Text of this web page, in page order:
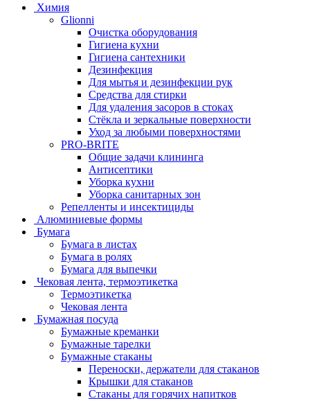
Химия
Glionni
Очистка оборудования
Гигиена кухни
Гигиена сантехники
Дезинфекция
Для мытья и дезинфекции рук
Средства для стирки
Для удаления засоров в стоках
Стёкла и зеркальные поверхности
Уход за любыми поверхностями
PRO-BRITE
Общие задачи клининга
Антисептики
Уборка кухни
Уборка санитарных зон
Репелленты и инсектициды
Алюминиевые формы
Бумага
Бумага в листах
Бумага в ролях
Бумага для выпечки
Чековая лента, термоэтикетка
Термоэтикетка
Чековая лента
Бумажная посуда
Бумажные креманки
Бумажные тарелки
Бумажные стаканы
Переноски, держатели для стаканов
Крышки для стаканов
Стаканы для горячих напитков